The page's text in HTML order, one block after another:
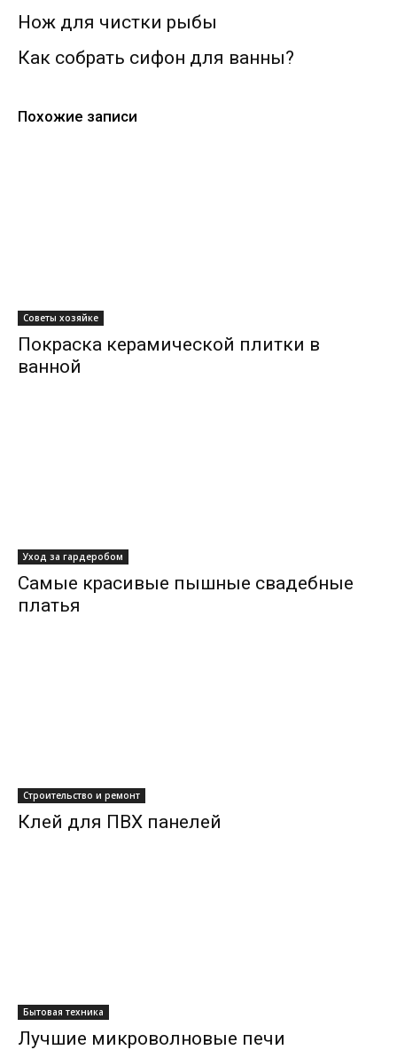
Нож для чистки рыбы
Как собрать сифон для ванны?
Похожие записи
Советы хозяйке
Покраска керамической плитки в
ванной
Уход за гардеробом
Самые красивые пышные свадебные
платья
Строительство и ремонт
Клей для ПВХ панелей
Бытовая техника
Лучшие микроволновые печи